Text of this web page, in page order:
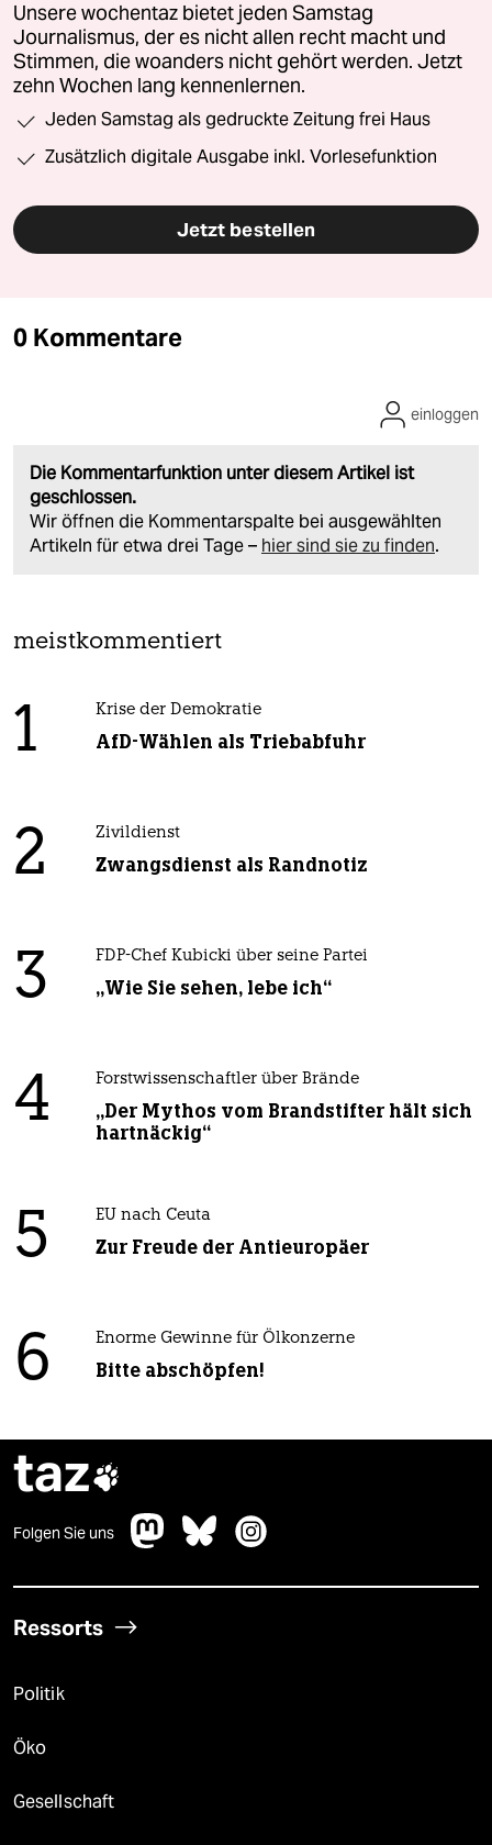
Unsere wochentaz bietet jeden Samstag
Journalismus, der es nicht allen recht macht und
Stimmen, die woanders nicht gehört werden. Jetzt
zehn Wochen lang kennenlernen.
Jeden Samstag als gedruckte Zeitung frei Haus
Zusätzlich digitale Ausgabe inkl. Vorlesefunktion
Jetzt bestellen
0 Kommentare
Die Kommentarfunktion unter diesem Artikel ist
geschlossen.
Wir öffnen die Kommentarspalte bei ausgewählten
Artikeln für etwa drei Tage – hier sind sie zu finden.
einloggen
meistkommentiert
1 Krise der Demokratie
AfD-Wählen als Triebabfuhr
2 Zivildienst
Zwangsdienst als Randnotiz
3 FDP-Chef Kubicki über seine Partei
„Wie Sie sehen, lebe ich“
4 Forstwissenschaftler über Brände
„Der Mythos vom Brandstifter hält sich
hartnäckig“
5 EU nach Ceuta
Zur Freude der Antieuropäer
6 Enorme Gewinne für Ölkonzerne
Bitte abschöpfen!
taz
Folgen Sie uns
Ressorts
Politik
Öko
Gesellschaft